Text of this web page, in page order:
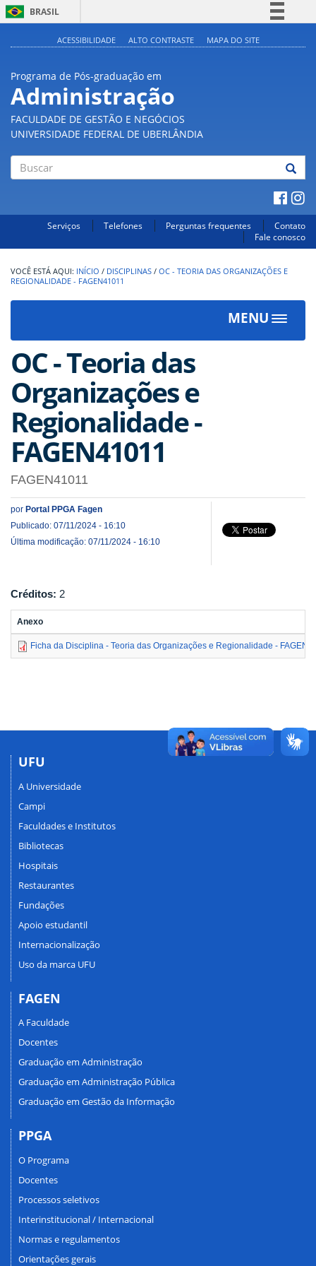
BRASIL
ACESSIBILIDADE ALTO CONTRASTE MAPA DO SITE
Programa de Pós-graduação em
Administração
FACULDADE DE GESTÃO E NEGÓCIOS
UNIVERSIDADE FEDERAL DE UBERLÂNDIA
Serviços Telefones Perguntas frequentes
Contato
Fale conosco
INÍCIO / DISCIPLINAS / OC - TEORIA DAS ORGANIZAÇÕES E
REGIONALIDADE - FAGEN41011
MENU
Toggle
OC - Teoria das
Organizações e
Regionalidade -
FAGEN41011
FAGEN41011
por Portal PPGA Fagen
Publicado: 07/11/2024 - 16:10
Última modificação: 07/11/2024 - 16:10
Créditos: 2
Anexo
Ficha da Disciplina - Teoria das Organizações e Regionalidade -
UFU
A Universidade
Campi
Faculdades e Institutos
Bibliotecas
Hospitais
Restaurantes
Fundações
Apoio estudantil
Internacionalização
Uso da marca UFU
FAGEN
A Faculdade
Docentes
Graduação em Administração
Graduação em Administração Pública
Graduação em Gestão da Informação
PPGA
O Programa
Docentes
Processos seletivos
Interinstitucional / Internacional
Normas e regulamentos
Orientações gerais